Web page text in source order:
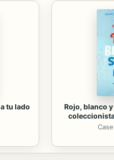
tu lado
Rojo, blanco